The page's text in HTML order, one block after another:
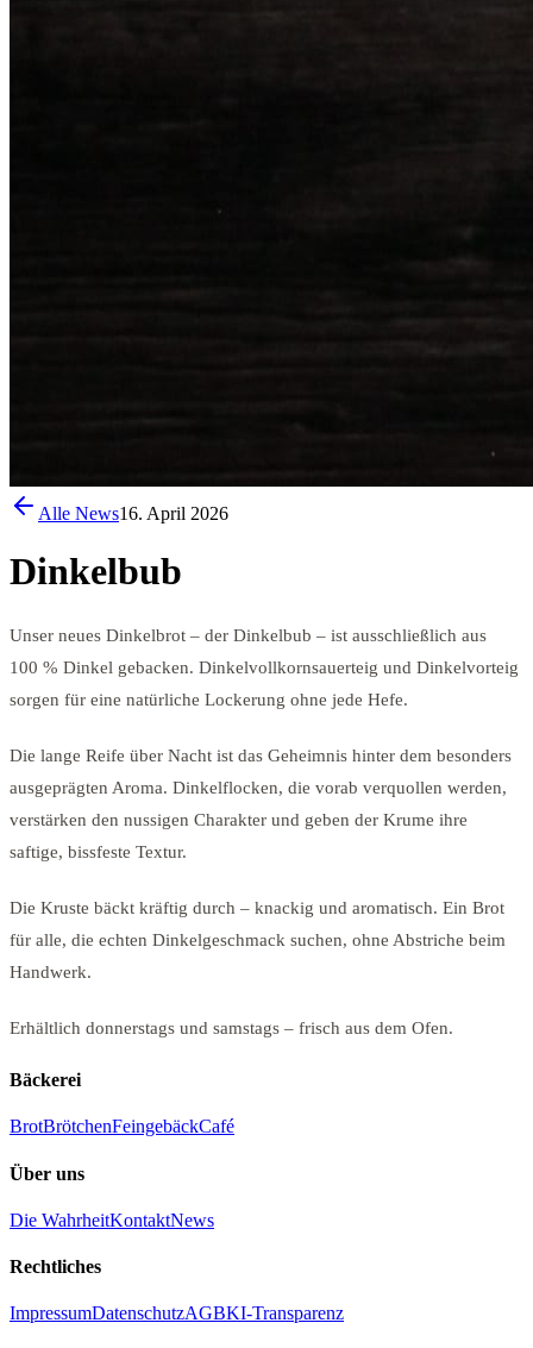
Alle News16. April 2026
Dinkelbub
Unser neues Dinkelbrot – der Dinkelbub – ist ausschließlich aus
100 % Dinkel gebacken. Dinkelvollkornsauerteig und Dinkelvorteig
sorgen für eine natürliche Lockerung ohne jede Hefe.
Die lange Reife über Nacht ist das Geheimnis hinter dem besonders
ausgeprägten Aroma. Dinkelflocken, die vorab verquollen werden,
verstärken den nussigen Charakter und geben der Krume ihre
saftige, bissfeste Textur.
Die Kruste bäckt kräftig durch – knackig und aromatisch. Ein Brot
für alle, die echten Dinkelgeschmack suchen, ohne Abstriche beim
Handwerk.
Erhältlich donnerstags und samstags – frisch aus dem Ofen.
Bäckerei
BrotBrötchenFeingebäckCafé
Über uns
Die WahrheitKontaktNews
Rechtliches
ImpressumDatenschutzAGBKI-Transparenz